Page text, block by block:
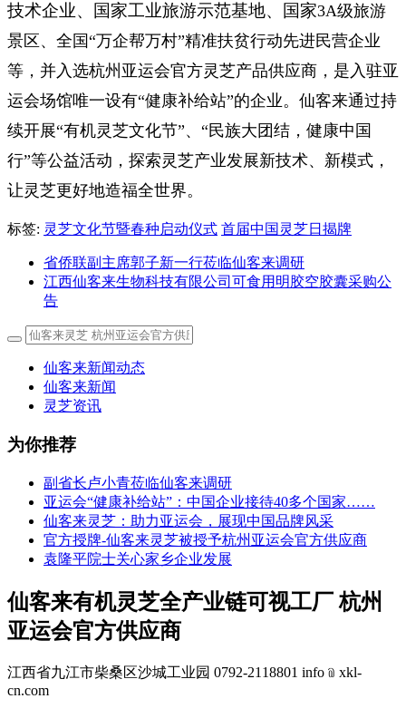
技术企业、国家工业旅游示范基地、国家3A级旅游
景区、全国“万企帮万村”精准扶贫行动先进民营企业
等，并入选杭州亚运会官方灵芝产品供应商，是入驻亚
运会场馆唯一设有“健康补给站”的企业。仙客来通过持
续开展“有机灵芝文化节”、“民族大团结，健康中国
行”等公益活动，探索灵芝产业发展新技术、新模式，
让灵芝更好地造福全世界。
标签: 灵芝文化节暨春种启动仪式 首届中国灵芝日揭牌
省侨联副主席郭子新一行莅临仙客来调研
江西仙客来生物科技有限公司可食用明胶空胶囊采购公
告
仙客来新闻动态
仙客来新闻
灵芝资讯
为你推荐
副省长卢小青莅临仙客来调研
亚运会“健康补给站”：中国企业接待40多个国家……
仙客来灵芝：助力亚运会，展现中国品牌风采
官方授牌-仙客来灵芝被授予杭州亚运会官方供应商
袁隆平院士关心家乡企业发展
仙客来有机灵芝全产业链可视工厂 杭州
亚运会官方供应商
江西省九江市柴桑区沙城工业园 0792-2118801 info﹫xkl-
cn.com